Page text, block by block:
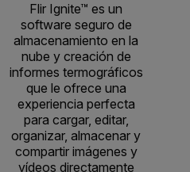
Flir Ignite™ es un
software seguro de
almacenamiento en la
nube y creación de
informes termográficos
que le ofrece una
experiencia perfecta
para cargar, editar,
organizar, almacenar y
compartir imágenes y
vídeos directamente